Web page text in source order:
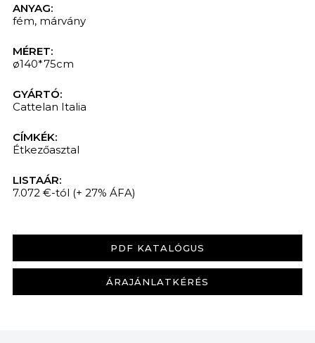
ANYAG:
fém, márvány
MÉRET:
ø140*75cm
GYÁRTÓ:
Cattelan Italia
CÍMKÉK:
Étkezőasztal
LISTAÁR:
7.072 €-tól (+ 27% ÁFA)
PDF KATALÓGUS
ÁRAJÁNLATKÉRÉS